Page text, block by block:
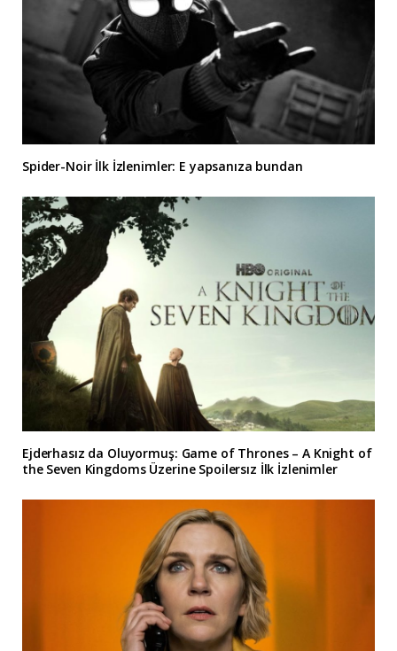
Spider-Noir İlk İzlenimler: E yapsanıza bundan
Ejderhasız da Oluyormuş: Game of Thrones – A Knight of
the Seven Kingdoms Üzerine Spoilersız İlk İzlenimler